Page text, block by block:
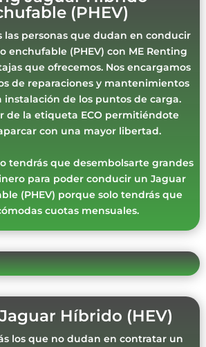
(PHEV)
las personas que dudan en conducir
enchufable (PHEV) con ME Renting
que ofrecemos. Nos encargamos
de reparaciones y mantenimientos
instalación de los puntos de carga.
de la etiqueta ECO permitiéndote
con una mayor libertad.
tendrás que desembolsarte grandes
para poder conducir un Jaguar
(PHEV) porque solo tendrás que
cuotas mensuales.
Híbrido (HEV)
los que no dudan en contratar un